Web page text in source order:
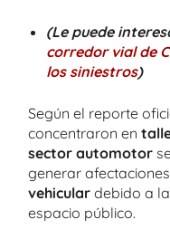
(Le puede
corredor vial de
los siniestros)
Según el reporte
concentraron en
sector automotor
generar
vehicular debido a
espacio público.